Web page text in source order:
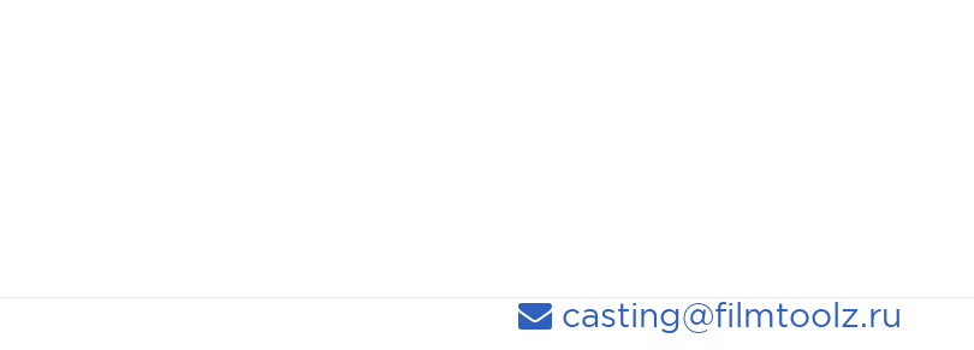
casting@filmtoolz.ru